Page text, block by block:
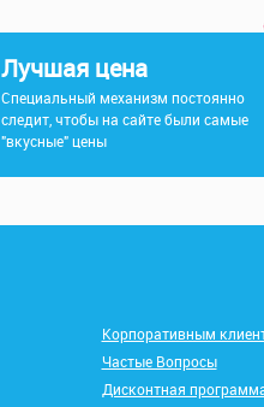
Лучшая цена
Специальный механизм постоянно
следит, чтобы на сайте были самые
"вкусные" цены
Корпоративным
Частые Вопросы
Дисконтная